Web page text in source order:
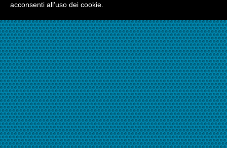
acconsenti all’uso dei cookie.